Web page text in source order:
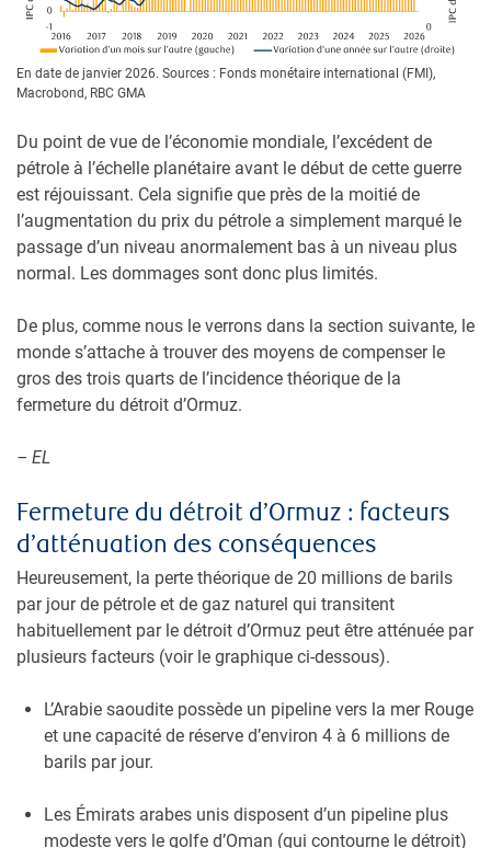
En date de janvier 2026. Sources : Fonds monétaire international (FMI),
Macrobond, RBC GMA
Du point de vue de l’économie mondiale, l’excédent de
pétrole à l’échelle planétaire avant le début de cette guerre
est réjouissant. Cela signifie que près de la moitié de
l’augmentation du prix du pétrole a simplement marqué le
passage d’un niveau anormalement bas à un niveau plus
normal. Les dommages sont donc plus limités.
De plus, comme nous le verrons dans la section suivante, le
monde s’attache à trouver des moyens de compenser le
gros des trois quarts de l’incidence théorique de la
fermeture du détroit d’Ormuz.
– EL
Fermeture du détroit d’Ormuz : facteurs
d’atténuation des conséquences
Heureusement, la perte théorique de 20 millions de barils
par jour de pétrole et de gaz naturel qui transitent
habituellement par le détroit d’Ormuz peut être atténuée par
plusieurs facteurs (voir le graphique ci-dessous).
L’Arabie saoudite possède un pipeline vers la mer Rouge
et une capacité de réserve d’environ 4 à 6 millions de
barils par jour.
Les Émirats arabes unis disposent d’un pipeline plus
modeste vers le golfe d’Oman (qui contourne le détroit)